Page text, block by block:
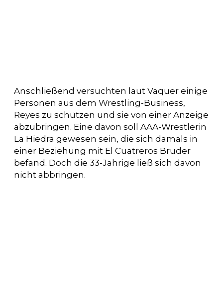
Anschließend versuchten laut Vaquer einige
Personen aus dem Wrestling-Business,
Reyes zu schützen und sie von einer Anzeige
abzubringen. Eine davon soll AAA-Wrestlerin
La Hiedra gewesen sein, die sich damals in
einer Beziehung mit El Cuatreros Bruder
befand. Doch die 33-Jährige ließ sich davon
nicht abbringen.